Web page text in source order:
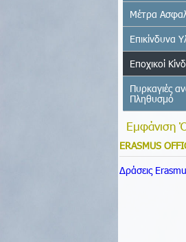
Μέτρα
Επικίνδυνα
Εποχικοί
Πυρκαγιές
Πληθυσμό
Εμφάνιση
ERASMUS
Δράσεις